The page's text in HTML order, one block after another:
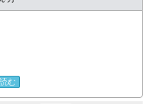
う教室で大上の頭痛は酷さ
む